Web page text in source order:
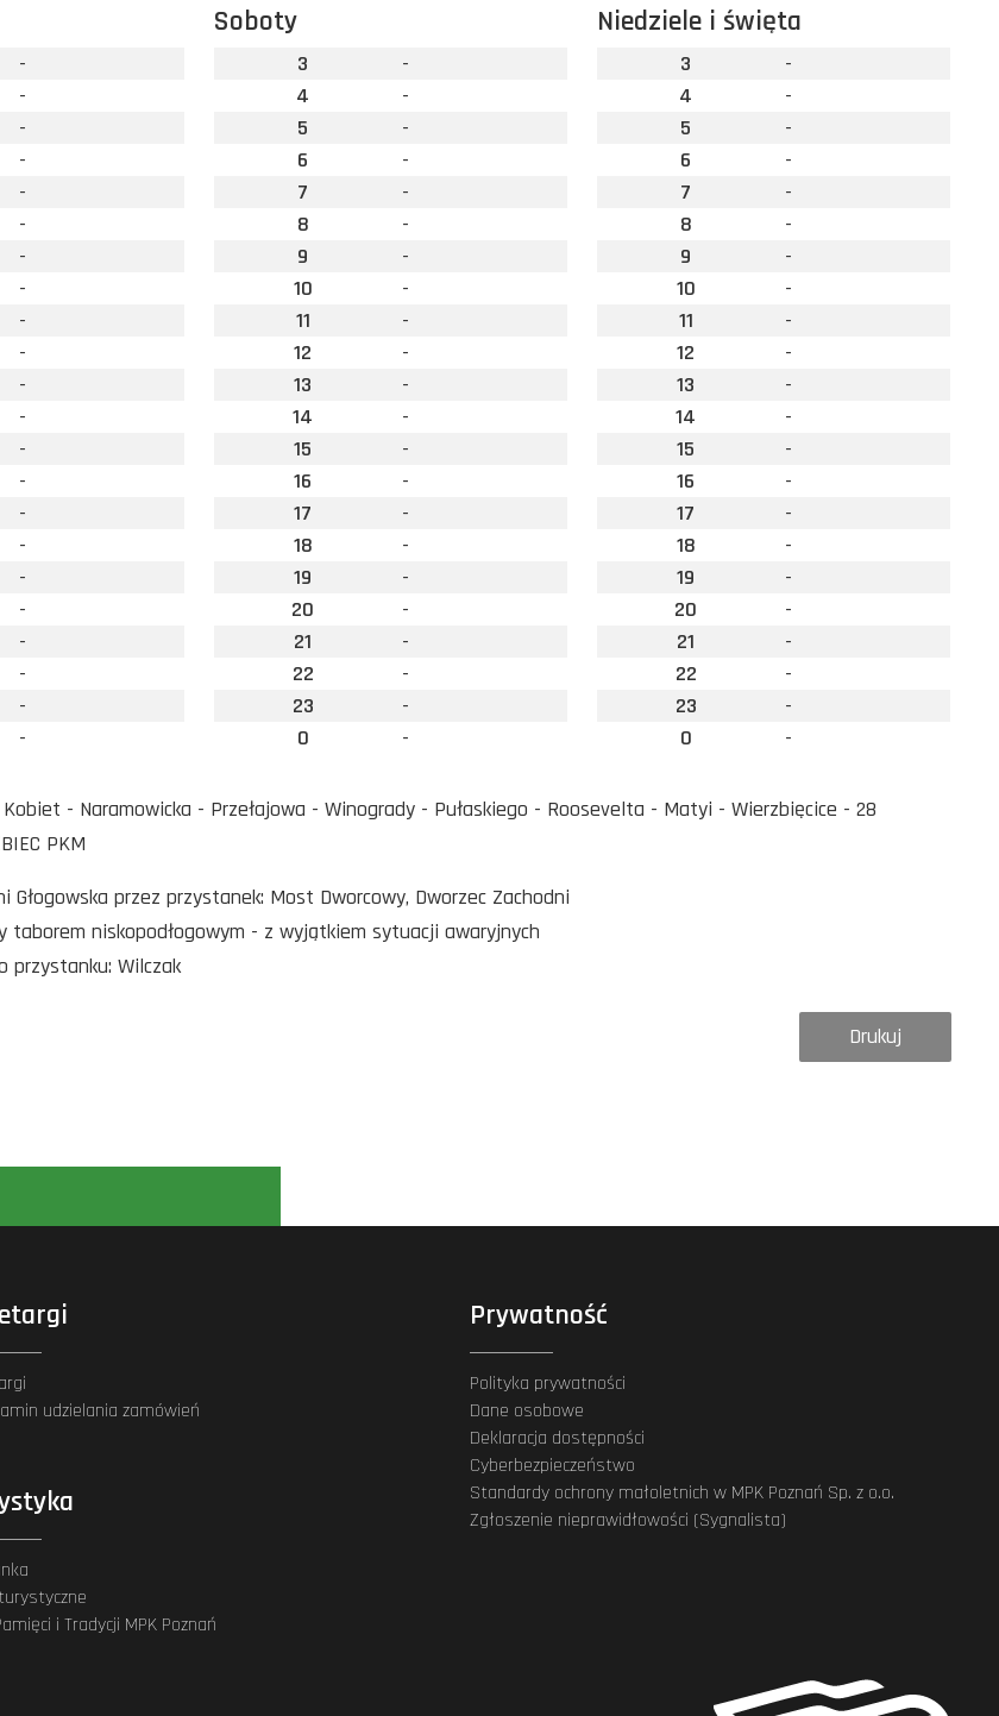
-
-
-
-
-
-
-
-
-
-
-
-
-
-
-
-
-
-
-
-
-
-
Soboty
3
-
4
-
5
-
6
-
7
-
8
-
9
-
10
-
11
-
12
-
13
-
14
-
15
-
16
-
17
-
18
-
19
-
20
-
21
-
22
-
23
-
0
-
Niedziele i święta
3
-
4
-
5
-
6
-
7
-
8
-
9
-
10
-
11
-
12
-
13
-
14
-
15
-
16
-
17
-
18
-
19
-
20
-
21
-
22
-
23
-
0
-
- Naramowicka - Przełajowa - Winogrady - Pułaskiego - Roosevelta - Matyi - Wierzbięcice - 28
PKM
Głogowska przez przystanek: Most Dworcowy, Dworzec Zachodni
taborem niskopodłogowym - z wyjątkiem sytuacji awaryjnych
przystanku: Wilczak
Drukuj
udzielania zamówień
i Tradycji MPK Poznań
Prywatność
Polityka prywatności
Dane osobowe
Deklaracja dostępności
Cyberbezpieczeństwo
Standardy ochrony małoletnich w MPK Poznań Sp. z o.o.
Zgłoszenie nieprawidłowości (Sygnalista)